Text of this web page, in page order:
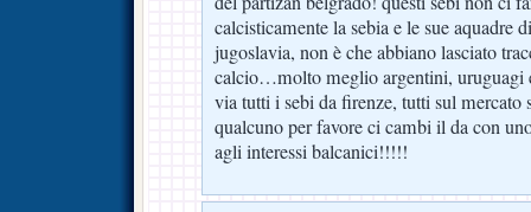
calcisticamente la sebia e le sue aquadre
jugoslavia, non è che abbiano lasciato
calcio…molto meglio argentini, uruguagi
via tutti i sebi da firenze, tutti sul
qualcuno per favore ci cambi il da con
agli interessi balcanici!!!!!